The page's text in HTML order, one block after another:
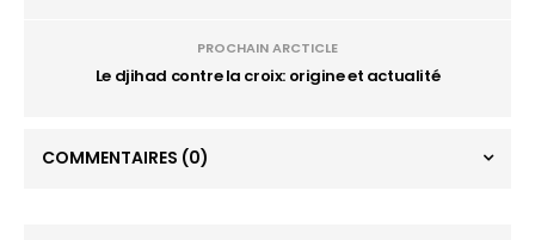
PROCHAIN ARCTICLE
Le djihad contre la croix: origine et actualité
COMMENTAIRES (0)